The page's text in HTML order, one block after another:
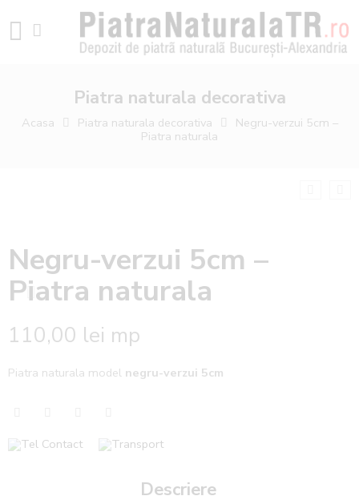
Piatra naturala decorativa
Acasa Piatra naturala decorativa
Negru-verzui 5cm –
Piatra naturala
Negru-verzui 5cm –
Piatra naturala
110,00 lei mp
Piatra naturala model negru-verzui 5cm
Descriere